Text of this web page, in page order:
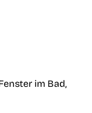
im Bad,